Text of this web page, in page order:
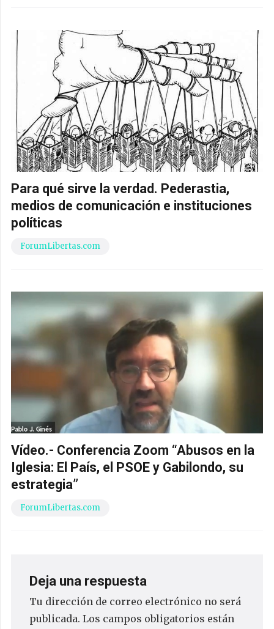
Para qué sirve la verdad. Pederastia,
medios de comunicación e instituciones
políticas
ForumLibertas.com
Vídeo.- Conferencia Zoom “Abusos en la
Iglesia: El País, el PSOE y Gabilondo, su
estrategia”
ForumLibertas.com
Deja una respuesta
Tu dirección de correo electrónico no será
publicada. Los campos obligatorios están